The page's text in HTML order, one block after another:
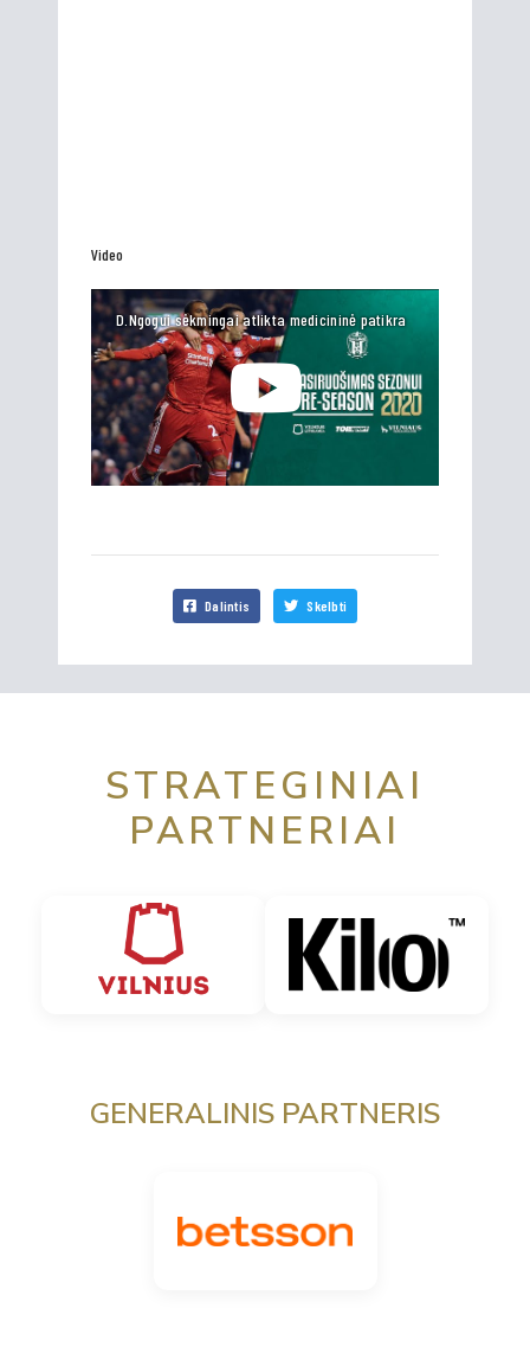
Video
D.Ngogui sėkmingai atlikta medicininė patikra
Dalintis Skelbti
STRATEGINIAI
PARTNERIAI
GENERALINIS PARTNERIS